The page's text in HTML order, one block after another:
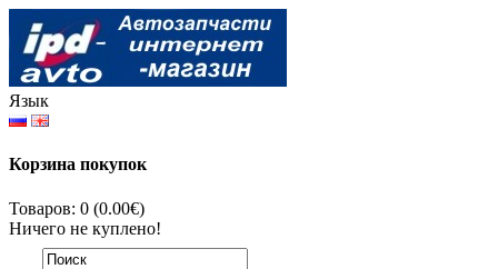
Язык
Корзина покупок
Товаров: 0 (0.00€)
Ничего не куплено!